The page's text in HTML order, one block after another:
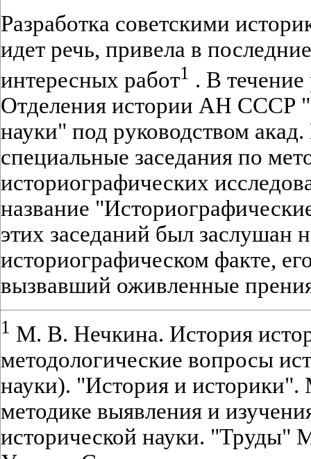
Разработка советскими
идет речь, привела в
интересных работ1 . В
Отделения истории АН СССР
науки" под руководством
специальные заседания по
историографических
название
этих заседаний был заслушан
историографическом факте,
вызвавший оживленные
1 М. В. Нечкина. История
методологические вопросы
науки). "История и
методике выявления и
исторической науки.